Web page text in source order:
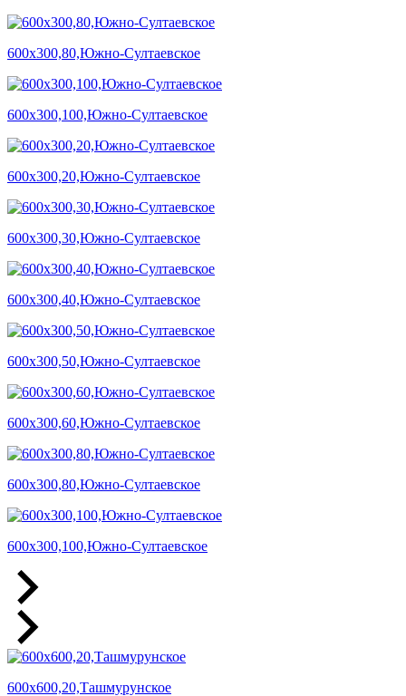
600х300,80,Южно-Султаевское
600х300,100,Южно-Султаевское
600х300,20,Южно-Султаевское
600х300,30,Южно-Султаевское
600х300,40,Южно-Султаевское
600х300,50,Южно-Султаевское
600х300,60,Южно-Султаевское
600х300,80,Южно-Султаевское
600х300,100,Южно-Султаевское
600х600,20,Ташмурунское